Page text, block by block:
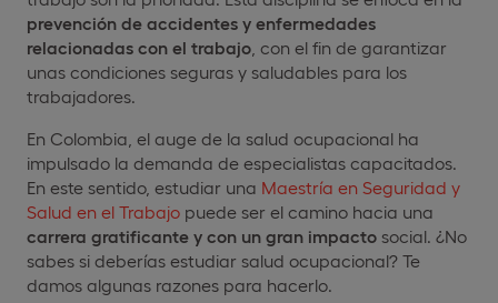
prevención de accidentes y enfermedades
relacionadas con el trabajo , con el fin de garantizar
unas condiciones seguras y saludables para los
trabajadores.
En Colombia, el auge de la salud ocupacional ha
impulsado la demanda de especialistas capacitados.
En este sentido, estudiar una Maestría en Seguridad y
Salud en el Trabajo puede ser el camino hacia una
carrera gratificante y con un gran impacto social. ¿No
sabes si deberías estudiar salud ocupacional? Te
damos algunas razones para hacerlo.